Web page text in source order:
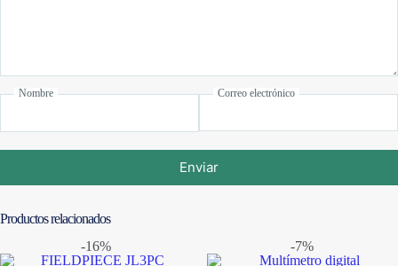
Nombre Correo electrónico
Enviar
Productos relacionados
-16%
-7%